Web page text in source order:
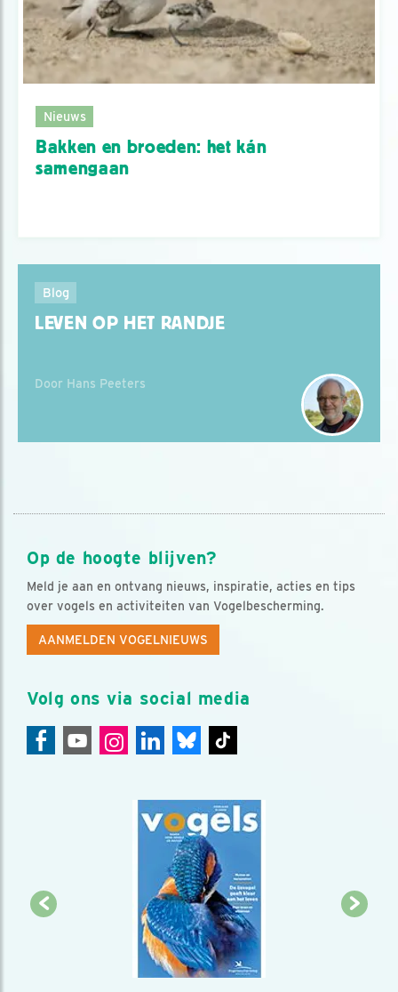
Nieuws
Bakken en broeden: het kán
samengaan
Blog
LEVEN OP HET RANDJE
Door Hans Peeters
Op de hoogte blijven?
Meld je aan en ontvang nieuws, inspiratie, acties en tips
over vogels en activiteiten van Vogelbescherming.
AANMELDEN VOGELNIEUWS
Volg ons via social media